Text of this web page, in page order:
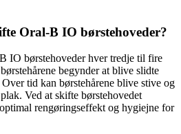
Oral-B IO børstehoveder?
IO børstehoveder hver tredje til fire
begynder at blive slidte
tid kan børstehårene blive stive og
Ved at skifte børstehovedet
rengøringseffekt og hygiejne for